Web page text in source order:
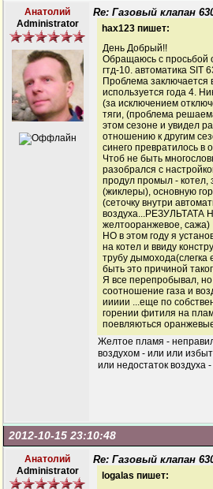
Анатолий
Administrator
Re: Газовый клапан
hax123 пишет:
День Добрый!!
Обращаюсь с просьбой
гтд-10. автоматика SIT
Проблема заключается
используется года 4.
(за исключением
тяги, (проблема
этом сезоне и увидел
отношению к другим
синего превратилось в
Чтоб не быть
разобрался с
продул промыл - котел,
(жиклеры), основную
(сеточку внутри
воздуха...РЕЗУЛЬТАТА
желтооранжевое, сажа)
НО в этом году я
на котел и ввиду
трубу
быть это причиной
Я все перепробывал, но
соотношение газа и
иииии ...еще по
горении фитиля на
поевляються
Желтое пламя -
воздухом - или или
или недостаток воздуха
2012-10-15 23:10:48
Анатолий
Administrator
Re: Газовый клапан
logalas пишет: